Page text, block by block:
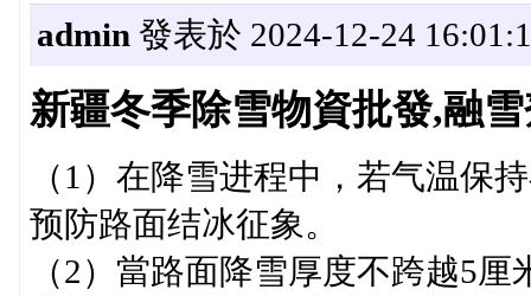
admin 發表於 2024-12-24
新疆冬季除雪物資批發,融
（1）在降雪进程中，若气温保
预防路面结冰征象。
（2）當路面降雪厚度不跨越5